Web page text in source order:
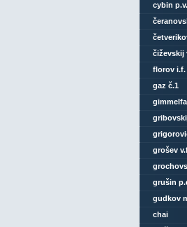
cybin p.v.
čiževskij
florov i.f.
gaz č.1
grošev
grušin
gudkov
chai